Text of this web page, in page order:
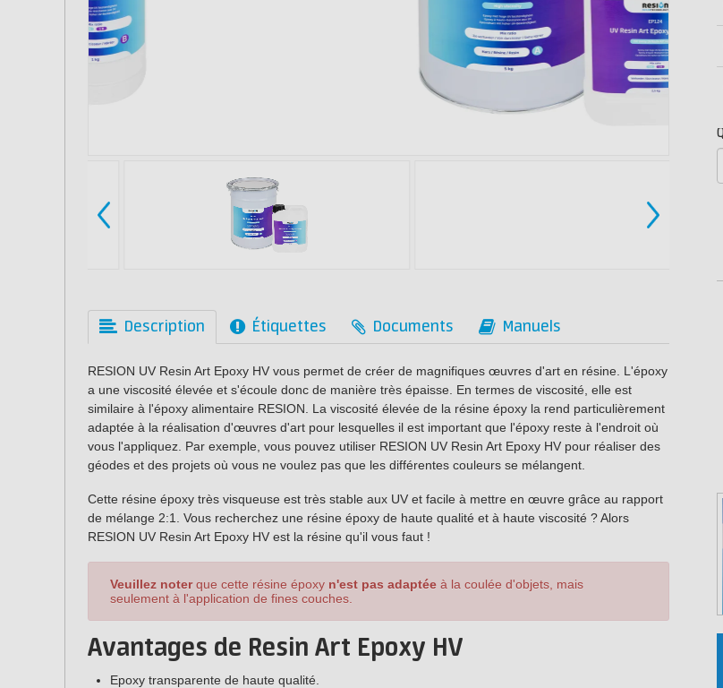
Description Étiquettes Documents Manuels
RESION UV Resin Art Epoxy HV vous permet de créer de magnifiques œuvres d'art en résine. L'époxy
a une viscosité élevée et s'écoule donc de manière très épaisse. En termes de viscosité, elle est
similaire à l'époxy alimentaire RESION. La viscosité élevée de la résine époxy la rend particulièrement
adaptée à la réalisation d'œuvres d'art pour lesquelles il est important que l'époxy reste à l'endroit où
vous l'appliquez. Par exemple, vous pouvez utiliser RESION UV Resin Art Epoxy HV pour réaliser des
géodes et des projets où vous ne voulez pas que les différentes couleurs se mélangent.
Cette résine époxy très visqueuse est très stable aux UV et facile à mettre en œuvre grâce au rapport
de mélange 2:1. Vous recherchez une résine époxy de haute qualité et à haute viscosité ? Alors
RESION UV Resin Art Epoxy HV est la résine qu'il vous faut !
Veuillez noterque cette résine époxy n'est pas adaptée à la coulée d'objets, mais
seulement à l'application de fines couches.
Avantages de Resin Art Epoxy HV
Epoxy transparente de haute qualité.